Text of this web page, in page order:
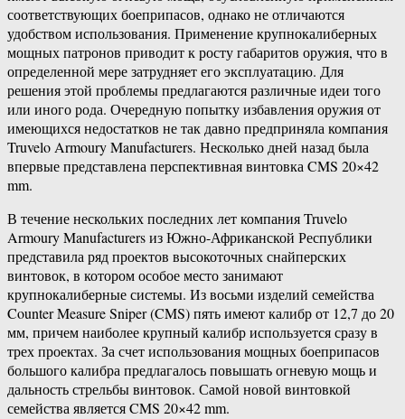
соответствующих боеприпасов, однако не отличаются
удобством использования. Применение крупнокалиберных
мощных патронов приводит к росту габаритов оружия, что в
определенной мере затрудняет его эксплуатацию. Для
решения этой проблемы предлагаются различные идеи того
или иного рода. Очередную попытку избавления оружия от
имеющихся недостатков не так давно предприняла компания
Truvelo Armoury Manufacturers. Несколько дней назад была
впервые представлена перспективная винтовка CMS 20×42
mm.
В течение нескольких последних лет компания Truvelo
Armoury Manufacturers из Южно-Африканской Республики
представила ряд проектов высокоточных снайперских
винтовок, в котором особое место занимают
крупнокалиберные системы. Из восьми изделий семейства
Counter Measure Sniper (CMS) пять имеют калибр от 12,7 до 20
мм, причем наиболее крупный калибр используется сразу в
трех проектах. За счет использования мощных боеприпасов
большого калибра предлагалось повышать огневую мощь и
дальность стрельбы винтовок. Самой новой винтовкой
семейства является CMS 20×42 mm.